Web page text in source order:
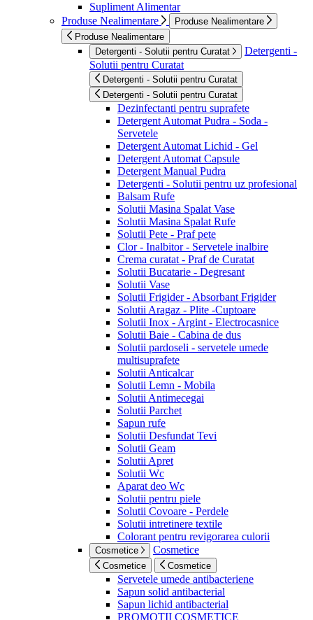
Supliment Alimentar
Produse Nealimentare
Produse Nealimentare
Produse Nealimentare
Detergenti - Solutii pentru Curatat
Detergenti -
Solutii pentru Curatat
Detergenti - Solutii pentru Curatat
Detergenti - Solutii pentru Curatat
Dezinfectanti pentru suprafete
Detergent Automat Pudra - Soda -
Servetele
Detergent Automat Lichid - Gel
Detergent Automat Capsule
Detergent Manual Pudra
Detergenti - Solutii pentru uz profesional
Balsam Rufe
Solutii Masina Spalat Vase
Solutii Masina Spalat Rufe
Solutii Pete - Praf pete
Clor - Inalbitor - Servetele inalbire
Crema curatat - Praf de Curatat
Solutii Bucatarie - Degresant
Solutii Vase
Solutii Frigider - Absorbant Frigider
Solutii Aragaz - Plite -Cuptoare
Solutii Inox - Argint - Electrocasnice
Solutii Baie - Cabina de dus
Solutii pardoseli - servetele umede
multisuprafete
Solutii Anticalcar
Solutii Lemn - Mobila
Solutii Antimecegai
Solutii Parchet
Sapun rufe
Solutii Desfundat Tevi
Solutii Geam
Solutii Apret
Solutii Wc
Aparat deo Wc
Solutii pentru piele
Solutii Covoare - Perdele
Solutii intretinere textile
Colorant pentru revigorarea culorii
Cosmetice Cosmetice
Cosmetice Cosmetice
Servetele umede antibacteriene
Sapun solid antibacterial
Sapun lichid antibacterial
PROMOTII COSMETICE